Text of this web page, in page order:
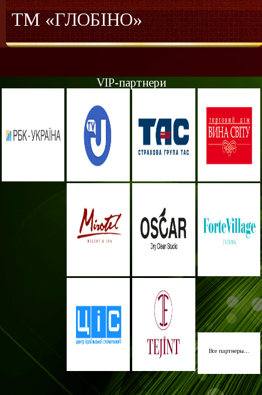
ТМ «ГЛОБІНО»
VIP-партнери
Все партнеры...